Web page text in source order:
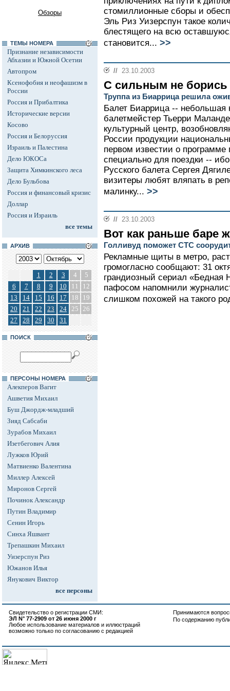
Обзоры
ТЕМЫ НОМЕРА
Признание независимости
Абхазии и Южной Осетии
Автопром
Ксенофобия и неофашизм в
России
Россия и Прибалтика
Исторические версии
Косово
Россия и Белоруссия
Израиль и Палестина
Дело ЮКОСа
Защита Химкинского леса
Дело Бульбова
Россия и финансовый кризис
Доллар
Россия и Израиль
все темы
АРХИВ
1 2 3 4
5
6
7 8 9 10 11
12
13
14 15 16 17 18
19
20
21 22 23 24 25 26
27
28 29 30 31
ПОИСК
ПЕРСОНЫ НОМЕРА
Алекперов Вагит
Ашветия Михаил
Буш Джордж-младший
Зияд Сабсаби
Зурабов Михаил
Изетбегович Алия
Лужков Юрий
Матвиенко Валентина
Миллер Алексей
Миронов Сергей
Починок Александр
Путин Владимир
Сенин Игорь
Синха Яшвант
Трепашкин Михаил
Уизерспун Риз
Южанов Илья
Янукович Виктор
все персоны
стомиллионные сборы и
Эль Риз Уизерспун такое
блестящего на всю
становится... >>
// 23.10.2003
С сильным не борись
Труппа из Биаррица решила
Балет Биаррица -- небольшая
балетмейстер Тьерри
культурный центр,
России продукции
первом известии о программе
специально для поездки --
Русского балета Сергея
визитеры любят вляпать в
малинку... >>
// 23.10.2003
Вот как раньше баре
Голливуд поможет СТС
Рекламные щиты в метро,
громогласно сообщают: 31
грандиозный сериал
пафосом напомнили
слишком похожей на такого
Свидетельство о регистрации СМИ:
ЭЛ N° 77-2909 от 26 июня 2000 г
Любое использование материалов и иллюстраций
возможно только по согласованию с редакцией
Принимаются
По содержанию